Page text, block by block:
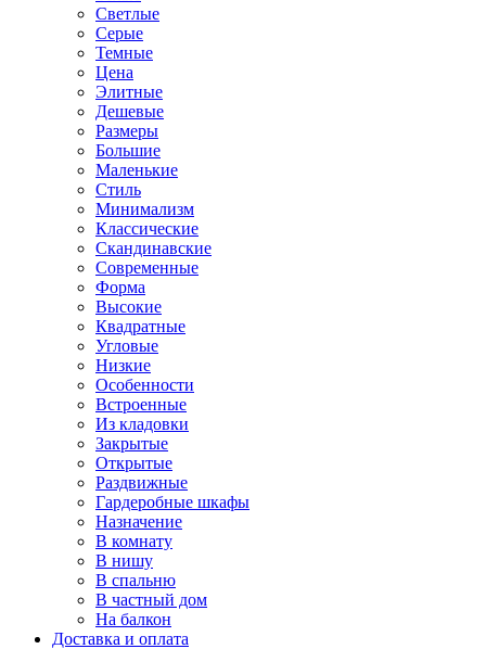
Светлые
Серые
Темные
Цена
Элитные
Дешевые
Размеры
Большие
Маленькие
Стиль
Минимализм
Классические
Скандинавские
Современные
Форма
Высокие
Квадратные
Угловые
Низкие
Особенности
Встроенные
Из кладовки
Закрытые
Открытые
Раздвижные
Гардеробные шкафы
Назначение
В комнату
В нишу
В спальню
В частный дом
На балкон
Доставка и оплата